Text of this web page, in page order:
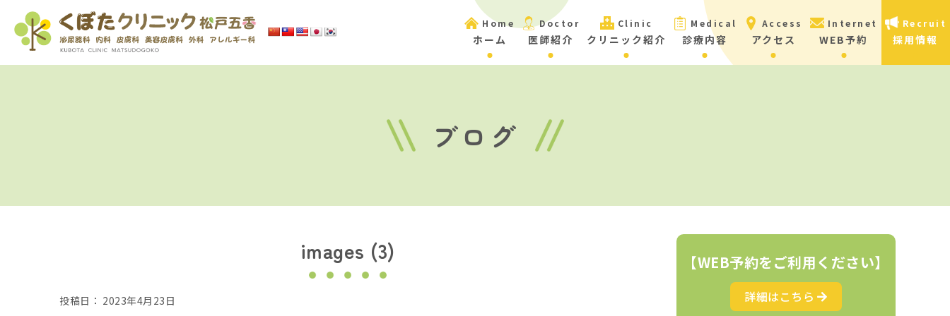
Home
ホーム
Doctor
医師紹介
Clinic
クリニック紹介
Medical
診療内容
Access
アクセス
Internet
WEB予約
Recruit
採用情報
ブログ
images (3)
投稿日： 2023年4月23日
【WEB予約をご利用ください】
詳細はこちら